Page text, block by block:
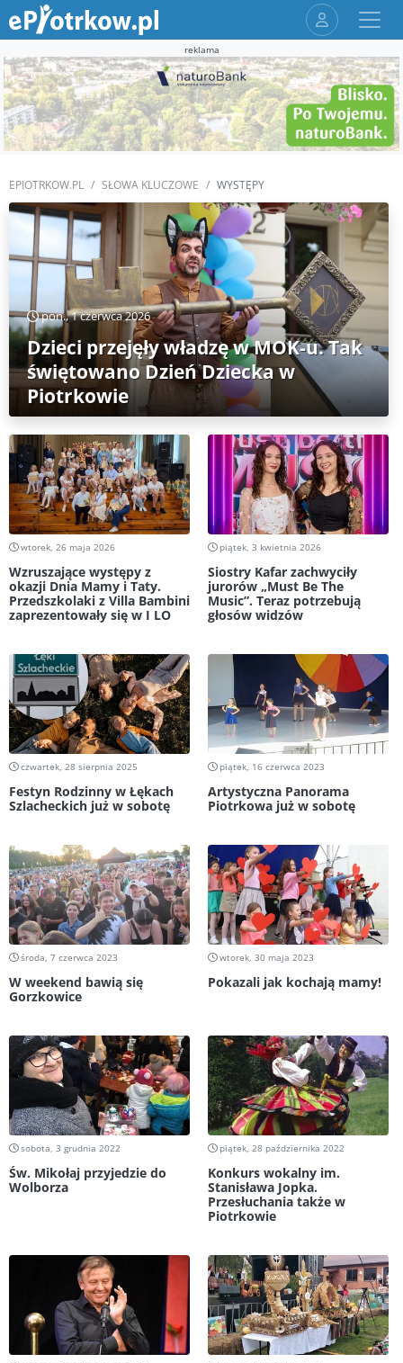
reklama
EPIOTRKOW.PL SŁOWA KLUCZOWE WYSTĘPY
pon., 1 czerwca 2026
Dzieci przejęły władzę w MOK-u. Tak
świętowano Dzień Dziecka w
Piotrkowie
wtorek, 26 maja 2026
Wzruszające występy z
okazji Dnia Mamy i Taty.
Przedszkolaki z Villa Bambini
zaprezentowały się w I LO
piątek, 3 kwietnia 2026
Siostry Kafar zachwyciły
jurorów „Must Be The
Music”. Teraz potrzebują
głosów widzów
czwartek, 28 sierpnia 2025
Festyn Rodzinny w Łękach
Szlacheckich już w sobotę
piątek, 16 czerwca 2023
Artystyczna Panorama
Piotrkowa już w sobotę
środa, 7 czerwca 2023
W weekend bawią się
Gorzkowice
wtorek, 30 maja 2023
Pokazali jak kochają mamy!
sobota, 3 grudnia 2022
Św. Mikołaj przyjedzie do
Wolborza
piątek, 28 października 2022
Konkurs wokalny im.
Stanisława Jopka.
Przesłuchania także w
Piotrkowie